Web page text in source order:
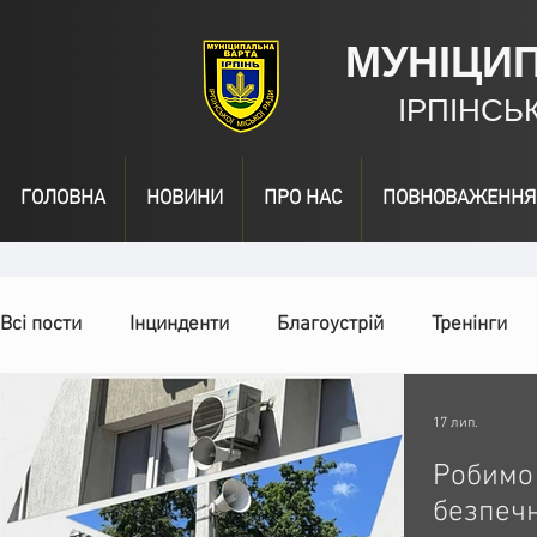
ГОЛОВНА НОВИНИ ПРО НАС ПОВНОВАЖЕННЯ
Всі пости Інцинденти Благоустрій Тренінги
День народження Відео Інформація
Спільні заходи Надзвичайні заходи Події
Робимо
17 лип.